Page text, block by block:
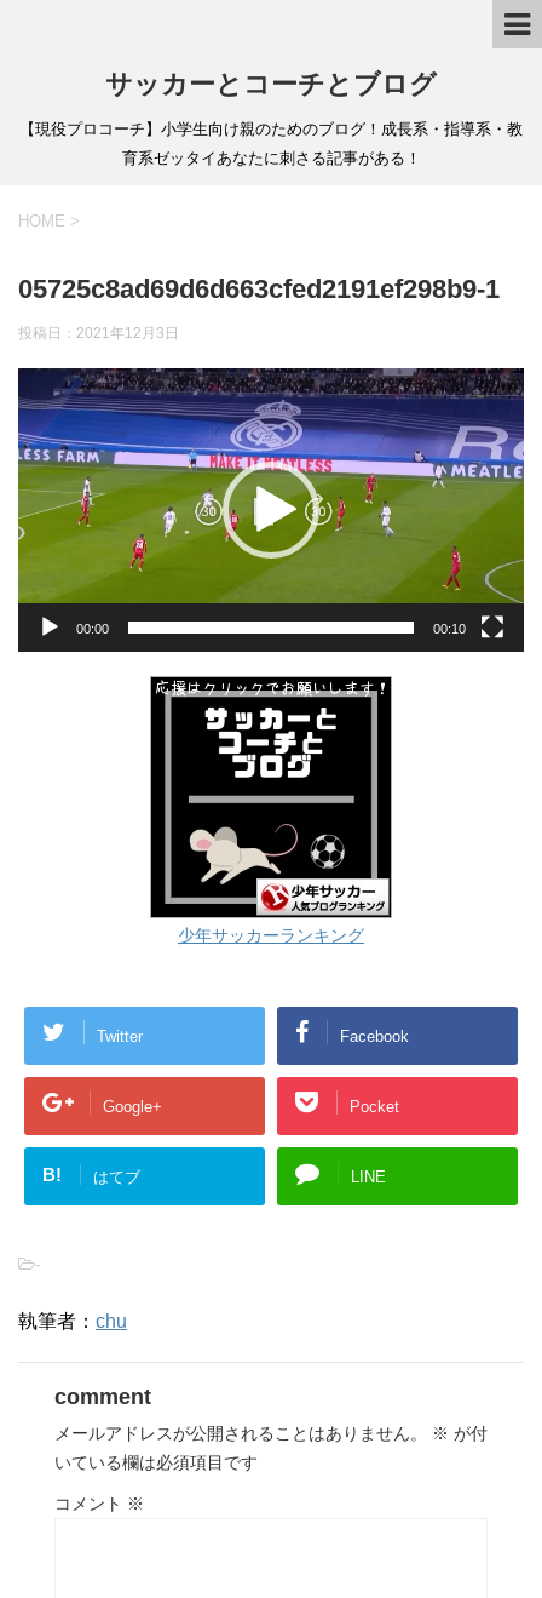
サッカーとコーチとブログ
【現役プロコーチ】小学生向け親のためのブログ！成長系・指導系・教
育系ゼッタイあなたに刺さる記事がある！
HOME >
05725c8ad69d6d663cfed2191ef298b9-1
投稿日： 2021年12月3日
画
プ
レ
ー
ー
00:00 00:10
少年サッカーランキング
Twitter Facebook
Google+ Pocket
B! はてブ LINE
-
執筆者： chu
comment
メールアドレスが公開されることはありません。 ※ が付
いている欄は必須項目です
コメント ※